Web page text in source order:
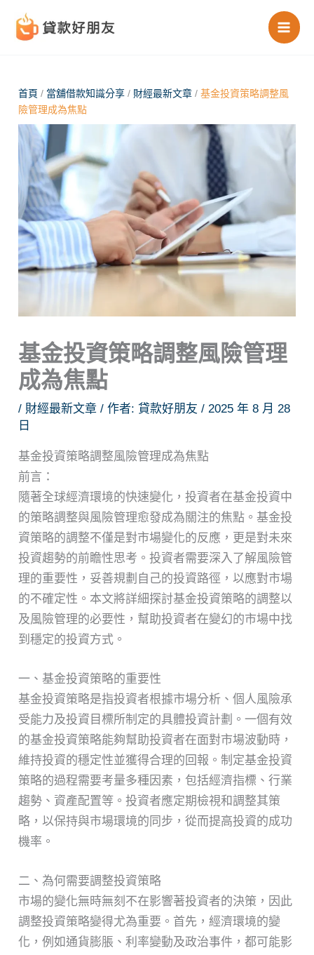
首頁 / 當舖借款知識分享 / 財經最新文章 /基金投資策略調整風
險管理成為焦點
基金投資策略調整風險管理
成為焦點
/ 財經最新文章 / 作者:貸款好朋友/2025 年 8 月 28
日
基金投資策略調整風險管理成為焦點
前言：
隨著全球經濟環境的快速變化，投資者在基金投資中
的策略調整與風險管理愈發成為關注的焦點。基金投
資策略的調整不僅是對市場變化的反應，更是對未來
投資趨勢的前瞻性思考。投資者需要深入了解風險管
理的重要性，妥善規劃自己的投資路徑，以應對市場
的不確定性。本文將詳細探討基金投資策略的調整以
及風險管理的必要性，幫助投資者在變幻的市場中找
到穩定的投資方式。
一、基金投資策略的重要性
基金投資策略是指投資者根據市場分析、個人風險承
受能力及投資目標所制定的具體投資計劃。一個有效
的基金投資策略能夠幫助投資者在面對市場波動時，
維持投資的穩定性並獲得合理的回報。制定基金投資
策略的過程需要考量多種因素，包括經濟指標、行業
趨勢、資產配置等。投資者應定期檢視和調整其策
略，以保持與市場環境的同步，從而提高投資的成功
機率。
二、為何需要調整投資策略
市場的變化無時無刻不在影響著投資者的決策，因此
調整投資策略變得尤為重要。首先，經濟環境的變
化，例如通貨膨脹、利率變動及政治事件，都可能影